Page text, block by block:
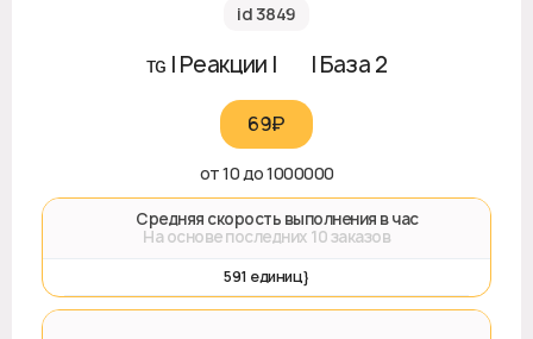
id 3849
ᴛɢ | Реакции | 🎉 | База 2
69₽‎
от 10 до 1000000
🚀 Средняя скорость выполнения в час
На основе последних 10 заказов
591 единиц}